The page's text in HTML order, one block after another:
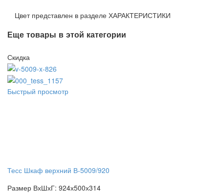
Цвет представлен в разделе ХАРАКТЕРИСТИКИ
Еще товары в этой категории
Скидка
Быстрый просмотр
Тесс Шкаф верхний В-5009/920
Размер ВхШхГ: 924х500х314